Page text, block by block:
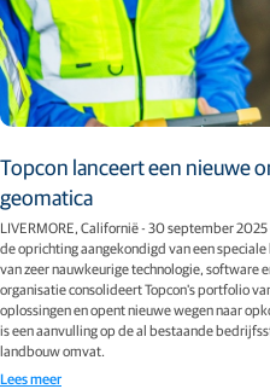
Topcon lanceert een nieuwe
geomatica
LIVERMORE, Californië - 30 september
de oprichting aangekondigd van een
van zeer nauwkeurige technologie, software
organisatie consolideert Topcon's portfolio
oplossingen en opent nieuwe wegen naar
is een aanvulling op de al bestaande
landbouw omvat.
Lees meer